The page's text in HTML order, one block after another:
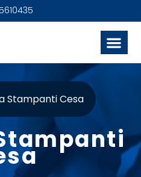
Stampanti Cesa